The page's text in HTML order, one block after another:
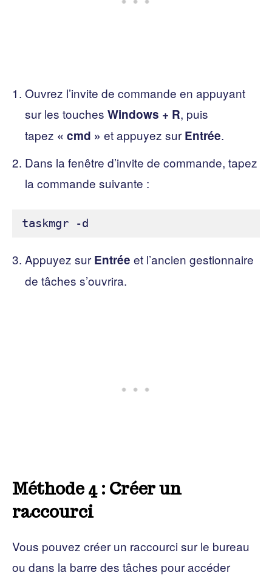
Ouvrez l’invite de commande en appuyant
sur les touches Windows + R, puis
tapez « cmd » et appuyez sur Entrée.
Dans la fenêtre d’invite de commande, tapez
la commande suivante :
Appuyez sur Entrée et l’ancien gestionnaire
de tâches s’ouvrira.
Méthode 4 : Créer un
raccourci
Vous pouvez créer un raccourci sur le bureau
ou dans la barre des tâches pour accéder